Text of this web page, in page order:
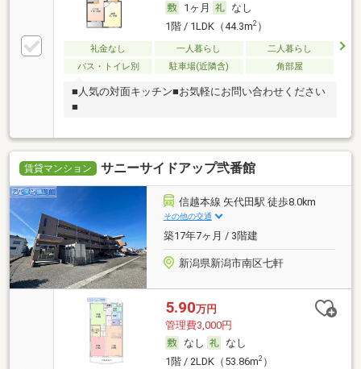
1ヶ月
なし
1階 / 1LDK（44.3m2）
礼金なし 一人暮らし
二人暮らし
バス・トイレ別
駐車場(近隣含) 角部屋
■人気の対面キッチン■お気軽にお問い合わせください
■
賃貸マンション サニーサイドアップ弐番館
信越本線 矢代田駅 徒歩8.0km
その他の交通
築17年7ヶ月 / 3階建
新潟県新潟市南区七軒
5.90万円
管理費3,000円
なし
なし
1階 / 2LDK（53.86m2）